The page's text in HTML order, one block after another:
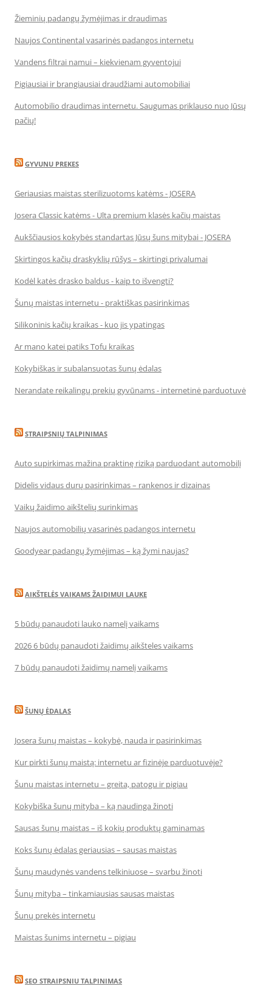
Žieminių padangų žymėjimas ir draudimas
Naujos Continental vasarinės padangos internetu
Vandens filtrai namui – kiekvienam gyventojui
Pigiausiai ir brangiausiai draudžiami automobiliai
Automobilio draudimas internetu. Saugumas priklauso nuo Jūsų
pačių!
GYVUNU PREKES
Geriausias maistas sterilizuotoms katėms - JOSERA
Josera Classic katėms - Ulta premium klasės kačių maistas
Aukščiausios kokybės standartas Jūsų šuns mitybai - JOSERA
Skirtingos kačių draskyklių rūšys – skirtingi privalumai
Kodėl katės drasko baldus - kaip to išvengti?
Šunų maistas internetu - praktiškas pasirinkimas
Silikoninis kačių kraikas - kuo jis ypatingas
Ar mano katei patiks Tofu kraikas
Kokybiškas ir subalansuotas šunų ėdalas
Nerandate reikalingų prekių gyvūnams - internetinė parduotuvė
STRAIPSNIŲ TALPINIMAS
Auto supirkimas mažina praktinę riziką parduodant automobilį
Didelis vidaus durų pasirinkimas – rankenos ir dizainas
Vaikų žaidimo aikštelių surinkimas
Naujos automobilių vasarinės padangos internetu
Goodyear padangų žymėjimas – ką žymi naujas?
AIKŠTELĖS VAIKAMS ŽAIDIMUI LAUKE
5 būdų panaudoti lauko namelį vaikams
2026 6 būdų panaudoti žaidimų aikšteles vaikams
7 būdų panaudoti žaidimų namelį vaikams
ŠUNŲ ĖDALAS
Josera šunų maistas – kokybė, nauda ir pasirinkimas
Kur pirkti šunų maistą: internetu ar fizinėje parduotuvėje?
Šunų maistas internetu – greita, patogu ir pigiau
Kokybiška šunų mityba – ką naudinga žinoti
Sausas šunų maistas – iš kokių produktų gaminamas
Koks šunų ėdalas geriausias – sausas maistas
Šunų maudynės vandens telkiniuose – svarbu žinoti
Šunų mityba – tinkamiausias sausas maistas
Šunų prekės internetu
Maistas šunims internetu – pigiau
SEO STRAIPSNIU TALPINIMAS